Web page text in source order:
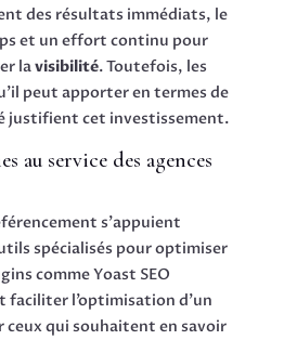
des résultats immédiats, le
et un effort continu pour
lavisibilité. Toutefois, les
peut apporter en termes de
justifient cet investissement.
au service des agences
s’appuient
spécialisés pour optimiser
comme Yoast SEO
faciliter l’optimisation d’un
ceux qui souhaitent en savoir